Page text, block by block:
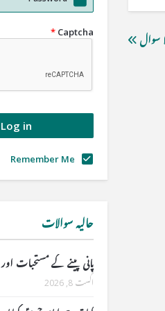
سوال
Captcha
*
Remember Me
حالیہ سوالات
پانی پینے کے مستحبات اور
اگست 8, 2026